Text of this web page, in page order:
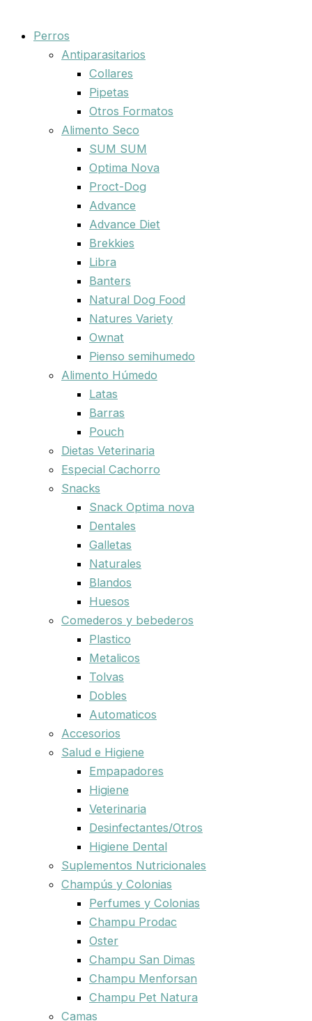
Perros
Antiparasitarios
Collares
Pipetas
Otros Formatos
Alimento Seco
SUM SUM
Optima Nova
Proct-Dog
Advance
Advance Diet
Brekkies
Libra
Banters
Natural Dog Food
Natures Variety
Ownat
Pienso semihumedo
Alimento Húmedo
Latas
Barras
Pouch
Dietas Veterinaria
Especial Cachorro
Snacks
Snack Optima nova
Dentales
Galletas
Naturales
Blandos
Huesos
Comederos y bebederos
Plastico
Metalicos
Tolvas
Dobles
Automaticos
Accesorios
Salud e Higiene
Empapadores
Higiene
Veterinaria
Desinfectantes/Otros
Higiene Dental
Suplementos Nutricionales
Champús y Colonias
Perfumes y Colonias
Champu Prodac
Oster
Champu San Dimas
Champu Menforsan
Champu Pet Natura
Camas